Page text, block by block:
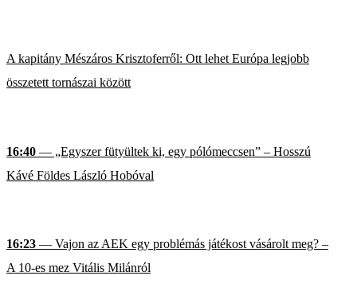
A kapitány Mészáros Krisztoferről: Ott lehet Európa legjobb
összetett tornászai között
16:40 — „Egyszer fütyültek ki, egy pólómeccsen” – Hosszú
Kávé Földes László Hobóval
16:23 — Vajon az AEK egy problémás játékost vásárolt meg? –
A 10-es mez Vitális Milánról